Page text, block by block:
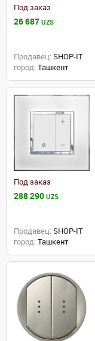
Под заказ
26 687 UZS
Продавец: SHOP-IT
город: Ташкент
Под заказ
288 290 UZS
Продавец: SHOP-IT
город: Ташкент